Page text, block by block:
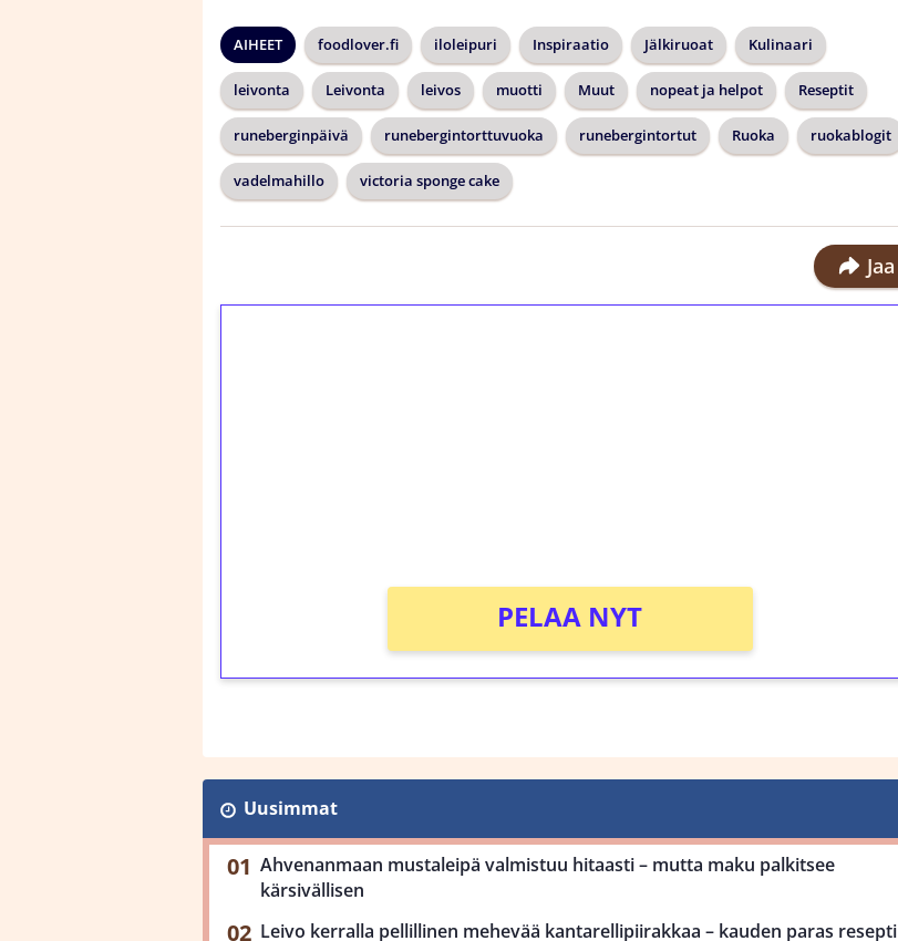
AIHEET foodlover.fi iloleipuri Inspiraatio Jälkiruoat Kulinaari
leivonta Leivonta leivos muotti Muut nopeat ja helpot Reseptit
runeberginpäivä runebergintorttuvuoka runebergintortut Ruoka ruokablogit
vadelmahillo victoria sponge cake
Jaa
PELAA NYT
Uusimmat
Ahvenanmaan mustaleipä valmistuu hitaasti – mutta maku palkitsee
kärsivällisen
Leivo kerralla pellillinen mehevää kantarellipiirakkaa – kauden paras resepti